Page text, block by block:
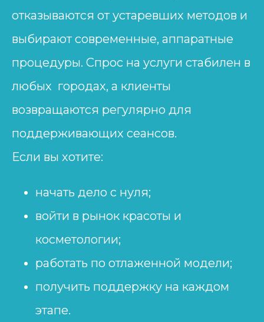
отказываются от устаревших методов и
выбирают современные, аппаратные
процедуры. Спрос на услуги стабилен в
любых городах, а клиенты
возвращаются регулярно для
поддерживающих сеансов.
Если вы хотите:
начать дело с нуля;
войти в рынок красоты и
косметологии;
работать по отлаженной модели;
получить поддержку на каждом
этапе.